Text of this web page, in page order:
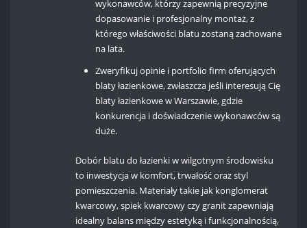
wykonawców, którzy zapewnią precyzyjne
dopasowanie i profesjonalny montaż, z
którego właściwości blatu zostaną zachowane
na lata.
Zweryfikuj opinie i portfolio firm oferujących
blaty łazienkowe, zwłaszcza jeśli interesują Cię
blaty łazienkowe w Warszawie, gdzie
konkurencja i doświadczenie wykonawców są
duże.
Dobór blatu do łazienki w wilgotnym środowisku
to inwestycja w komfort, trwałość oraz styl
pomieszczenia. Materiały takie jak konglomerat
kwarcowy, spiek kwarcowy czy granit zapewniają
idealny balans między estetyką i funkcjonalnością,